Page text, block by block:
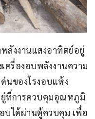
ลังงานแสงอาทิตย์อยู่
ครื่องอบพลังงานความ
ด่นของโรงอบแห้ง
ยู่ที่การควบคุมอุณหภูมิ
บได้ผ่านตู้ควบคุม เพื่อ